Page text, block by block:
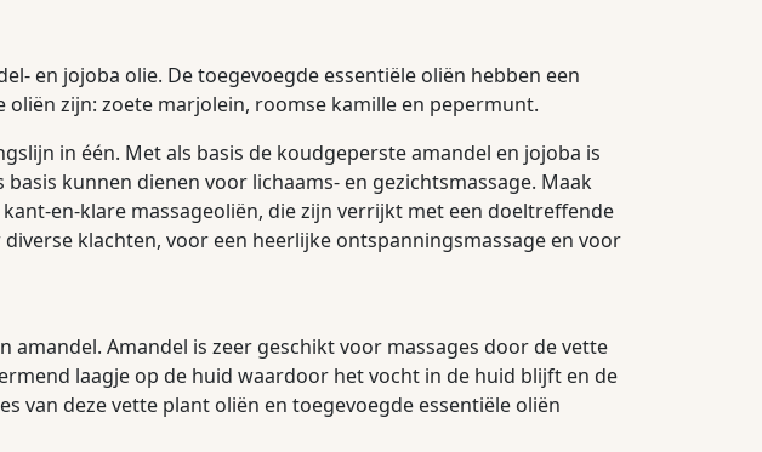
en jojoba olie. De toegevoegde essentiële oliën hebben een
zijn: zoete marjolein, roomse kamille en pepermunt.
in één. Met als basis de koudgeperste amandel en jojoba is
kunnen dienen voor lichaams- en gezichtsmassage. Maak
en-klare massageoliën, die zijn verrijkt met een doeltreffende
klachten, voor een heerlijke ontspanningsmassage en voor
Amandel is zeer geschikt voor massages door de vette
laagje op de huid waardoor het vocht in de huid blijft en de
van deze vette plant oliën en toegevoegde essentiële oliën